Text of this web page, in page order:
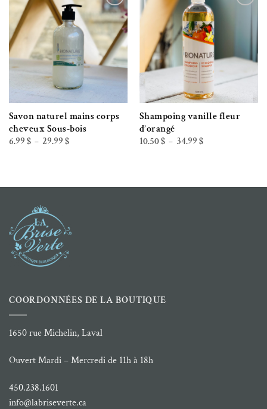
Ajouter à la liste de souhaits
Savon naturel mains corps
cheveux Sous-bois
6.99 $ – 29.99 $Plage
de
Ajouter à la liste de souhaits
Shampoing vanille fleur
d’orangé
10.50$ – 34.99 $Plage
de
COORDONNÉES DE LA BOUTIQUE
1650 rue Michelin, Laval
Ouvert Mardi – Mercredi de 11h à 18h
450.238.1601
info@labriseverte.ca